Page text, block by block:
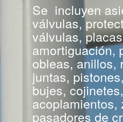
Se incluyen
válvulas,
válvulas,
amortiguación,
obleas, anillos,
juntas,
bujes, cojinetes,
acoplamientos,
pasadores de